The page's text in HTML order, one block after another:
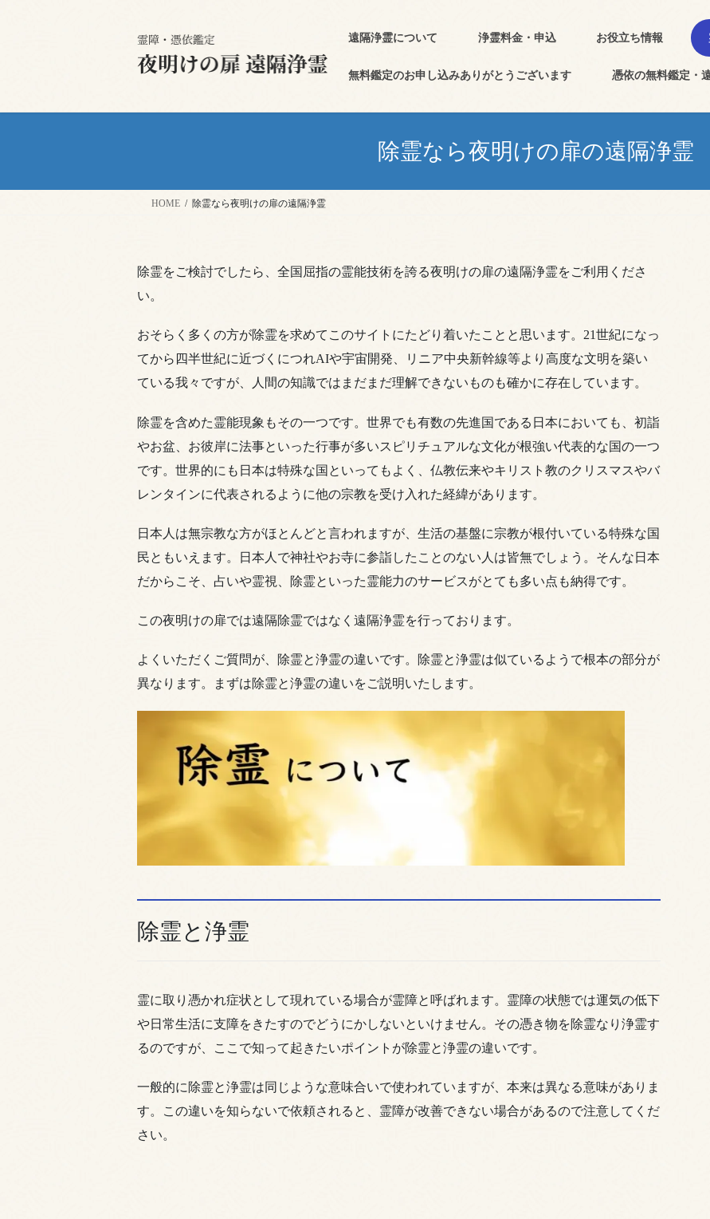
遠隔浄霊について 浄霊料金・申込 お役立ち情報
無料鑑定のお申し込みありがとうございます 憑依の無料鑑定・
除霊なら夜明けの扉の遠隔浄霊
HOME 除霊なら夜明けの扉の遠隔浄霊
除霊をご検討でしたら、全国屈指の霊能技術を誇る夜明けの扉の遠隔浄霊をご利用くださ
い。
おそらく多くの方が除霊を求めてこのサイトにたどり着いたことと思います。21世紀になっ
てから四半世紀に近づくにつれAIや宇宙開発、リニア中央新幹線等より高度な文明を築い
ている我々ですが、人間の知識ではまだまだ理解できないものも確かに存在しています。
除霊を含めた霊能現象もその一つです。世界でも有数の先進国である日本においても、初詣
やお盆、お彼岸に法事といった行事が多いスピリチュアルな文化が根強い代表的な国の一つ
です。世界的にも日本は特殊な国といってもよく、仏教伝来やキリスト教のクリスマスやバ
レンタインに代表されるように他の宗教を受け入れた経緯があります。
日本人は無宗教な方がほとんどと言われますが、生活の基盤に宗教が根付いている特殊な国
民ともいえます。日本人で神社やお寺に参詣したことのない人は皆無でしょう。そんな日本
だからこそ、占いや霊視、除霊といった霊能力のサービスがとても多い点も納得です。
この夜明けの扉では遠隔除霊ではなく遠隔浄霊を行っております。
よくいただくご質問が、除霊と浄霊の違いです。除霊と浄霊は似ているようで根本の部分が
異なります。まずは除霊と浄霊の違いをご説明いたします。
除霊と浄霊
霊に取り憑かれ症状として現れている場合が霊障と呼ばれます。霊障の状態では運気の低下
や日常生活に支障をきたすのでどうにかしないといけません。その憑き物を除霊なり浄霊す
るのですが、ここで知って起きたいポイントが除霊と浄霊の違いです。
一般的に除霊と浄霊は同じような意味合いで使われていますが、本来は異なる意味がありま
す。この違いを知らないで依頼されると、霊障が改善できない場合があるので注意してくだ
さい。